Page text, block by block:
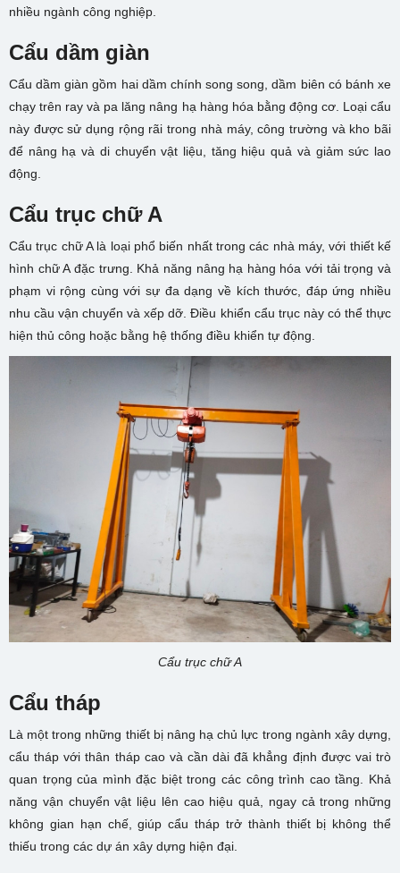
nhiều ngành công nghiệp.
Cẩu dầm giàn
Cẩu dầm giàn gồm hai dầm chính song song, dầm biên có bánh xe
chạy trên ray và pa lăng nâng hạ hàng hóa bằng động cơ. Loại cẩu
này được sử dụng rộng rãi trong nhà máy, công trường và kho bãi
để nâng hạ và di chuyển vật liệu, tăng hiệu quả và giảm sức lao
động.
Cẩu trục chữ A
Cẩu trục chữ A là loại phổ biến nhất trong các nhà máy, với thiết kế
hình chữ A đặc trưng. Khả năng nâng hạ hàng hóa với tải trọng và
phạm vi rộng cùng với sự đa dạng về kích thước, đáp ứng nhiều
nhu cầu vận chuyển và xếp dỡ. Điều khiển cẩu trục này có thể thực
hiện thủ công hoặc bằng hệ thống điều khiển tự động.
Cẩu trục chữ A
Cẩu tháp
Là một trong những thiết bị nâng hạ chủ lực trong ngành xây dựng,
cẩu tháp với thân tháp cao và cần dài đã khẳng định được vai trò
quan trọng của mình đặc biệt trong các công trình cao tầng. Khả
năng vận chuyển vật liệu lên cao hiệu quả, ngay cả trong những
không gian hạn chế, giúp cẩu tháp trở thành thiết bị không thể
thiếu trong các dự án xây dựng hiện đại.